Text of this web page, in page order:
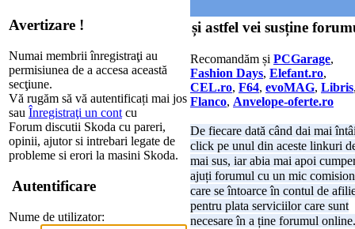
Avertizare !
Numai membrii înregistraţi au
permisiunea de a accesa această
secţiune.
Vă rugăm să vă autentificați mai jos
sau Înregistraţi un cont cu
Forum discutii Skoda cu pareri,
opinii, ajutor si intrebari legate de
probleme si erori la masini Skoda.
Autentificare
Nume de utilizator:
și astfel vei susține
Recomandăm și PCGarage,
Fashion Days, Elefant.ro,
CEL.ro, F64, evoMAG, Libris
Flanco, Anvelope-oferte.ro
De fiecare dată când dai mai
click pe unul din aceste linkuri
mai sus, iar abia mai apoi
ajuți forumul cu un mic comision
care se întoarce în contul de
pentru plata serviciilor care sunt
necesare în a ține forumul online.